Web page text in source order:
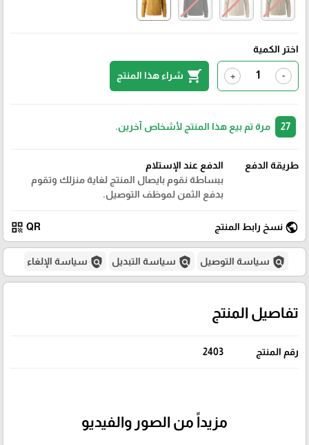
اختر الكمية
-
+
shopping_cart شراء هذا المنتج
مرة تم بيع هذا المنتج لأشخاص آخرين.
طريقة الدفع
الدفع عند الإستلام
ببساطة نقوم بايصال المنتج لغاية منزلك وتقوم
بدفع الثمن لموظف التوصيل.
public نسخ رابط المنتج QR
qr_code
policy سياسة التوصيل policy سياسة التبديل policy سياسة الإلغاء
تفاصيل المنتج
رقم المنتج 2403
مزيداً من الصور والفيديو